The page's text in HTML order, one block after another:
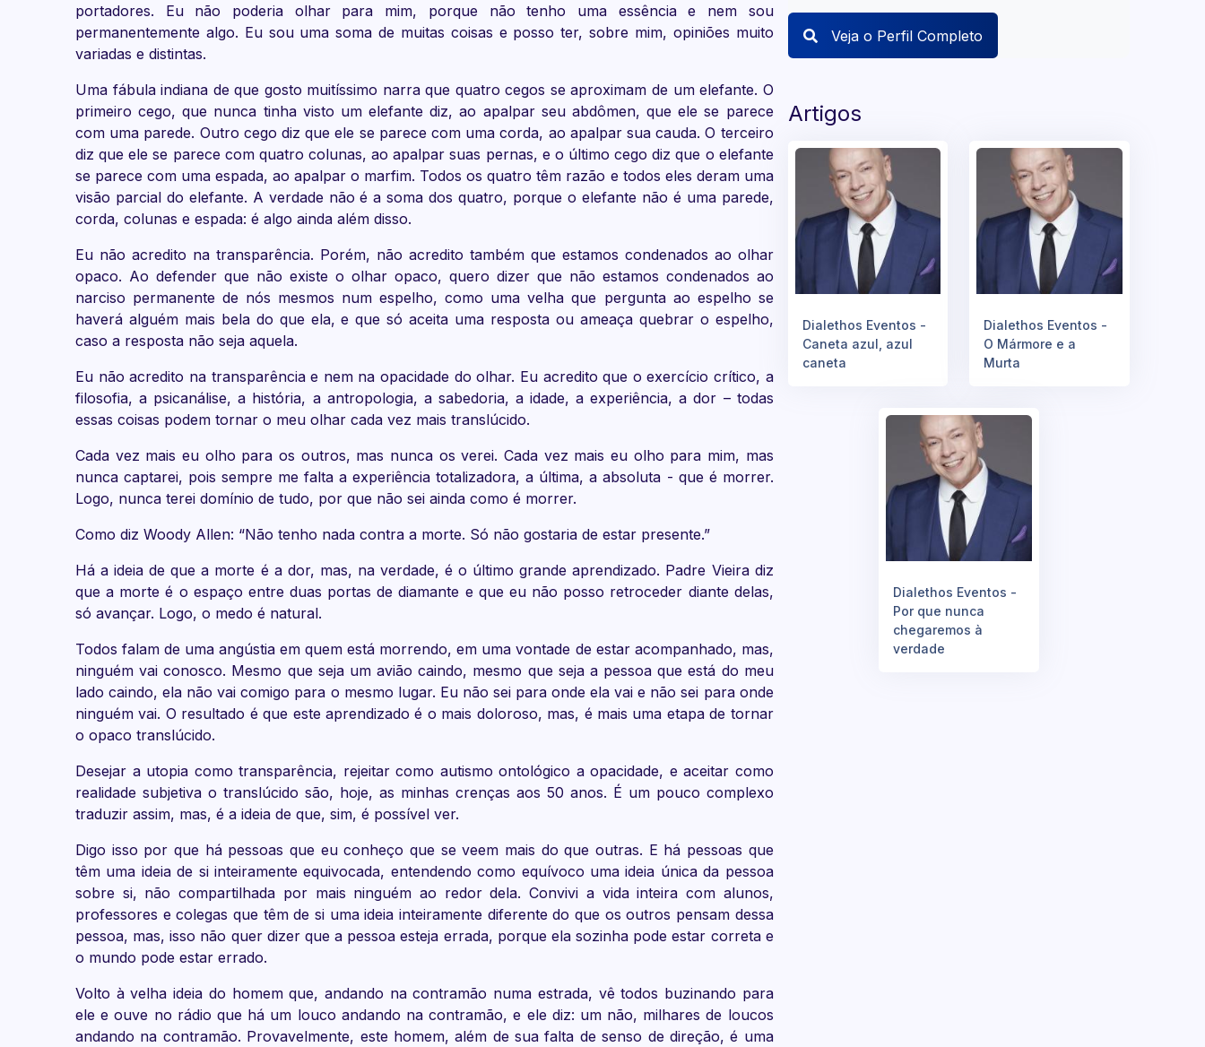
portadores. Eu não poderia olhar para mim, porque não tenho uma essência e nem sou
permanentemente algo. Eu sou uma soma de muitas coisas e posso ter, sobre mim, opiniões muito
variadas e distintas.
Uma fábula indiana de que gosto muitíssimo narra que quatro cegos se aproximam de um elefante. O
primeiro cego, que nunca tinha visto um elefante diz, ao apalpar seu abdômen, que ele se parece
com uma parede. Outro cego diz que ele se parece com uma corda, ao apalpar sua cauda. O terceiro
diz que ele se parece com quatro colunas, ao apalpar suas pernas, e o último cego diz que o elefante
se parece com uma espada, ao apalpar o marfim. Todos os quatro têm razão e todos eles deram uma
visão parcial do elefante. A verdade não é a soma dos quatro, porque o elefante não é uma parede,
corda, colunas e espada: é algo ainda além disso.
Eu não acredito na transparência. Porém, não acredito também que estamos condenados ao olhar
opaco. Ao defender que não existe o olhar opaco, quero dizer que não estamos condenados ao
narciso permanente de nós mesmos num espelho, como uma velha que pergunta ao espelho se
haverá alguém mais bela do que ela, e que só aceita uma resposta ou ameaça quebrar o espelho,
caso a resposta não seja aquela.
Eu não acredito na transparência e nem na opacidade do olhar. Eu acredito que o exercício crítico, a
filosofia, a psicanálise, a história, a antropologia, a sabedoria, a idade, a experiência, a dor – todas
essas coisas podem tornar o meu olhar cada vez mais translúcido.
Cada vez mais eu olho para os outros, mas nunca os verei. Cada vez mais eu olho para mim, mas
nunca captarei, pois sempre me falta a experiência totalizadora, a última, a absoluta - que é morrer.
Logo, nunca terei domínio de tudo, por que não sei ainda como é morrer.
Como diz Woody Allen: “Não tenho nada contra a morte. Só não gostaria de estar presente.”
Há a ideia de que a morte é a dor, mas, na verdade, é o último grande aprendizado. Padre Vieira diz
que a morte é o espaço entre duas portas de diamante e que eu não posso retroceder diante delas,
só avançar. Logo, o medo é natural.
Todos falam de uma angústia em quem está morrendo, em uma vontade de estar acompanhado, mas,
ninguém vai conosco. Mesmo que seja um avião caindo, mesmo que seja a pessoa que está do meu
lado caindo, ela não vai comigo para o mesmo lugar. Eu não sei para onde ela vai e não sei para onde
ninguém vai. O resultado é que este aprendizado é o mais doloroso, mas, é mais uma etapa de tornar
o opaco translúcido.
Desejar a utopia como transparência, rejeitar como autismo ontológico a opacidade, e aceitar como
realidade subjetiva o translúcido são, hoje, as minhas crenças aos 50 anos. É um pouco complexo
traduzir assim, mas, é a ideia de que, sim, é possível ver.
Digo isso por que há pessoas que eu conheço que se veem mais do que outras. E há pessoas que
têm uma ideia de si inteiramente equivocada, entendendo como equívoco uma ideia única da pessoa
sobre si, não compartilhada por mais ninguém ao redor dela. Convivi a vida inteira com alunos,
professores e colegas que têm de si uma ideia inteiramente diferente do que os outros pensam dessa
pessoa, mas, isso não quer dizer que a pessoa esteja errada, porque ela sozinha pode estar correta e
o mundo pode estar errado.
Volto à velha ideia do homem que, andando na contramão numa estrada, vê todos buzinando para
ele e ouve no rádio que há um louco andando na contramão, e ele diz: um não, milhares de loucos
andando na contramão. Provavelmente, este homem, além de sua falta de senso de direção, é uma
Veja o Perfil Completo
Artigos
Dialethos Eventos -
Caneta azul, azul
caneta
Dialethos Eventos -
O Mármore e a
Murta
Dialethos Eventos -
Por que nunca
chegaremos à
verdade